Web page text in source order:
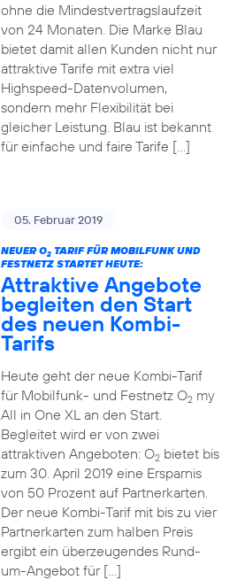
ohne die Mindestvertragslaufzeit
von 24 Monaten. Die Marke Blau
bietet damit allen Kunden nicht nur
attraktive Tarife mit extra viel
Highspeed-Datenvolumen,
sondern mehr Flexibilität bei
gleicher Leistung. Blau ist bekannt
für einfache und faire Tarife […]
05. Februar 2019
NEUER O2TARIF FÜR MOBILFUNK UND
FESTNETZ STARTET HEUTE:
Attraktive Angebote
begleiten den Start
des neuen Kombi-
Tarifs
Heute geht der neue Kombi-Tarif
für Mobilfunk- und Festnetz O2my
All in One XL an den Start.
Begleitet wird er von zwei
attraktiven Angeboten: O2bietet bis
zum 30. April 2019 eine Ersparnis
von 50 Prozent auf Partnerkarten.
Der neue Kombi-Tarif mit bis zu vier
Partnerkarten zum halben Preis
ergibt ein überzeugendes Rund-
um-Angebot für […]